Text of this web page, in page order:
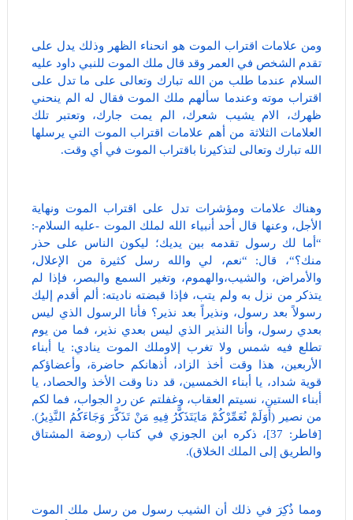
ومن علامات اقتراب الموت هو انحناء الظهر وذلك يدل على
تقدم الشخص في العمر وقد قال ملك الموت للنبي داود عليه
السلام عندما طلب من الله تبارك وتعالى على ما تدل على
اقتراب موته وعندما سألهم ملك الموت فقال له الم ينحني
ظهرك، الام يشيب شعرك، الم يمت جارك، وتعتبر تلك
العلامات الثلاثة من أهم علامات اقتراب الموت التي يرسلها
الله تبارك وتعالى لتذكيرنا باقتراب الموت في أي وقت.
وهناك علامات ومؤشرات تدل على اقتراب الموت ونهاية
الأجل، وعنها قال أحد أنبياء الله لملك الموت -عليه السلام-:
“أما لك رسول تقدمه بين يديك؛ ليكون الناس على حذر
منك؟“، قال: “نعم، لي والله رسل كثيرة من الإعلال،
والأمراض، والشيب،والهموم، وتغير السمع والبصر، فإذا لم
يتذكر من نزل به ولم يتب، فإذا قبضته ناديته: ألم أقدم إليك
رسولاً بعد رسول، ونذيراً بعد نذير؟ فأنا الرسول الذي ليس
بعدي رسول، وأنا النذير الذي ليس بعدي نذير، فما من يوم
تطلع فيه شمس ولا تغرب إلاوملك الموت ينادي: يا أبناء
الأربعين، هذا وقت أخذ الزاد، أذهانكم حاضرة، وأعضاؤكم
قوية شداد، يا أبناء الخمسين، قد دنا وقت الأخذ والحصاد، يا
أبناء الستين، نسيتم العقاب، وغفلتم عن رد الجواب، فما لكم
من نصير (أَوَلَمْ نُعَمِّرْكُمْ مَايَتَذَكَّرُ فِيهِ مَنْ تَذَكَّرَ وَجَاءَكُمُ النَّذِيرُ).
[فاطر: 37]، ذكره ابن الجوزي في كتاب (روضة المشتاق
والطريق إلى الملك الخلاق).
ومما ذُكِرَ في ذلك أن الشيب رسول من رسل ملك الموت